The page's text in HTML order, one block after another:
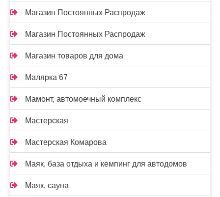
Магазин Постоянных Распродаж
Магазин Постоянных Распродаж
Магазин товаров для дома
Малярка 67
Мамонт, автомоечный комплекс
Мастерская
Мастерская Комарова
Маяк, база отдыха и кемпинг для автодомов
Маяк, сауна